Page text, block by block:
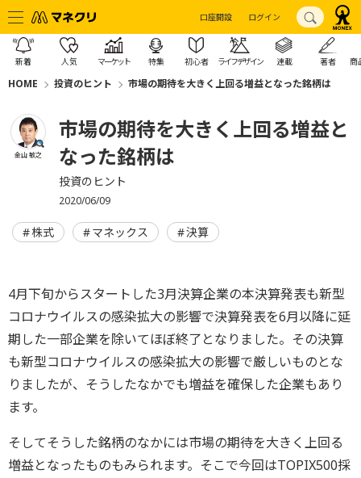
口座開設 ログイン
新着 人気 マーケット 特集 初心者 ライフデザイン 連載 著者 商
HOME 投資のヒント 市場の期待を大きく上回る増益となった銘柄は
金山 敏之
市場の期待を大きく上回る増益と
なった銘柄は
投資のヒント
2020/06/09
株式 マネックス 決算
4月下旬からスタートした3月決算企業の本決算発表も新型
コロナウイルスの感染拡大の影響で決算発表を6月以降に延
期した一部企業を除いてほぼ終了となりました。その決算
も新型コロナウイルスの感染拡大の影響で厳しいものとな
りましたが、そうしたなかでも増益を確保した企業もあり
ます。
そしてそうした銘柄のなかには市場の期待を大きく上回る
増益となったものもみられます。そこで今回はTOPIX500採